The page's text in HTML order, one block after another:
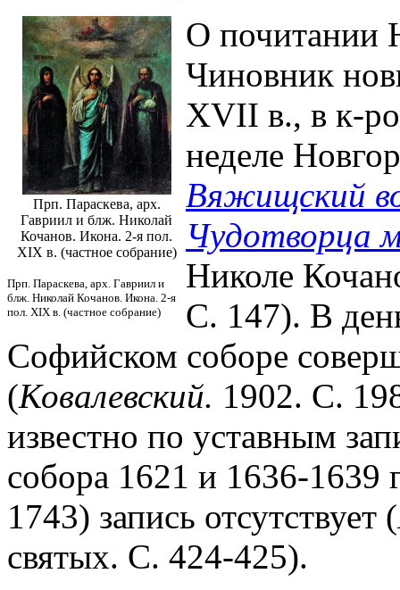
Прп. Параскева, арх.
Гавриил и блж. Николай
Кочанов. Икона. 2-я пол.
XIX в. (частное собрание)
Прп. Параскева, арх. Гавриил и
блж. Николай Кочанов. Икона. 2-я
пол. XIX в. (частное собрание)
О почитании
Чиновник
XVII в., в к-
неделе
Вяжищский
Чудотворца
Николе
С. 147). В
Софийском соборе
(Ковалевский. 1902. С.
известно по уставным
собора 1621 и 1636-1639
1743) запись отсутствует (
святых. С. 424-425).